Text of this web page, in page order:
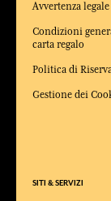
Avvertenza legale
Condizioni
carta regalo
Politica di
Gestione dei
SITI & SERVIZI